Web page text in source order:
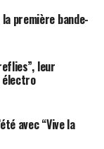
première bande-
leur
avec “Vive la